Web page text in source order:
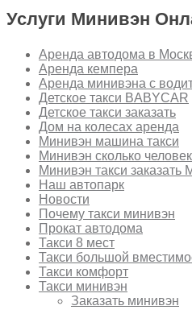
Услуги Минивэн
Аренда автодома в
Аренда кемпера
Аренда минивэна с
Детское такси BABYCAR
Детское такси заказать
Дом на колесах аренда
Минивэн машина такси
Минивэн сколько человек
Минивэн такси заказать
Наш автопарк
Новости
Почему такси минивэн
Прокат автодома
Такси 8 мест
Такси большой
Такси комфорт
Такси минивэн
Заказать минивэн